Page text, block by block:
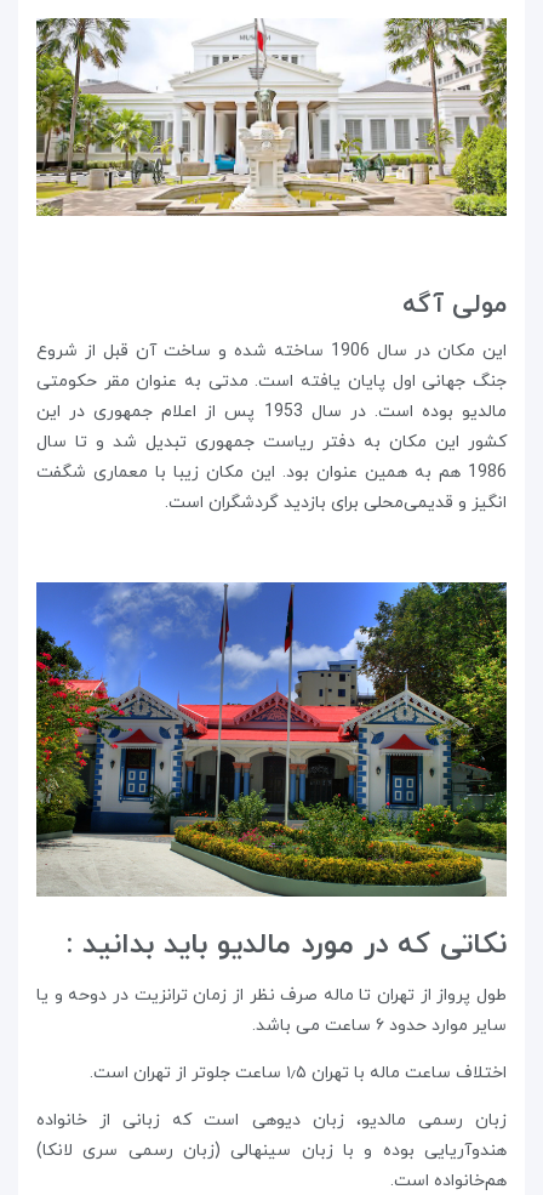
مولی آگه
این مکان در سال 1906 ساخته شده و ساخت آن قبل از شروع
جنگ جهانی اول پایان یافته است. مدتی به عنوان مقر حکومتی
مالدیو بوده است. در سال 1953 پس از اعلام جمهوری در این
کشور این مکان به دفتر ریاست جمهوری تبدیل شد و تا سال
1986 هم به همین عنوان بود. این مکان زیبا با معماری شگفت
انگیز و قدیمی‌محلی برای بازدید گردشگران است.
نکاتی که در مورد مالدیو باید بدانید :
طول پرواز از تهران تا ماله صرف نظر از زمان ترانزیت در دوحه و یا
سایر موارد حدود ۶ ساعت می باشد.
اختلاف ساعت ماله با تهران ۱٫۵ ساعت جلوتر از تهران است.
زبان رسمی مالدیو، زبان دیوهی است که زبانی از خانواده
هندوآریایی بوده و با زبان سینهالی (زبان رسمی سری لانکا)
هم‌خانواده است.